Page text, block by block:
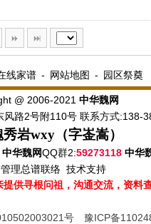
线家谱 - 网站地图 - 园区祭奠
@ 2006-2021 中华魏网
风路2号附110号 联系方式:138-
秀岩wxy（字崟嵩）
中华魏网QQ群2:59273118 中华
理总谱联络 技术支持
供寻根问祖，沟通交流，资
号 豫ICP备